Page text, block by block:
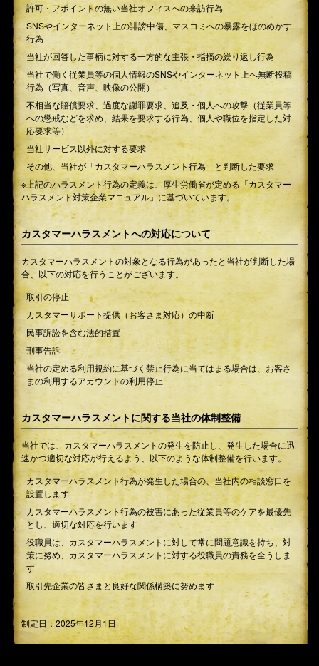
許可・アポイントの無い当社オフィスへの来訪行為
SNSやインターネット上の誹謗中傷、マスコミへの暴露をほのめかす
行為
当社が回答した事柄に対する一方的な主張・指摘の繰り返し行為
当社で働く従業員等の個人情報のSNSやインターネット上へ無断投稿
行為（写真、音声、映像の公開）
不相当な賠償要求、過度な謝罪要求、追及・個人への攻撃（従業員等
への懲戒などを求め、結果を要求する行為、個人や職位を指定した対
応要求等）
当社サービス以外に対する要求
その他、当社が「カスタマーハラスメント行為」と判断した要求
※上記のハラスメント行為の定義は、厚生労働省が定める「カスタマー
ハラスメント対策企業マニュアル」に基づいています。
カスタマーハラスメントへの対応について
カスタマーハラスメントの対象となる行為があったと当社が判断した場
合、以下の対応を行うことがございます。
取引の停止
カスタマーサポート提供（お客さま対応）の中断
民事訴訟を含む法的措置
刑事告訴
当社の定める利用規約に基づく禁止行為に当てはまる場合は、お客さ
まの利用するアカウントの利用停止
カスタマーハラスメントに関する当社の体制整備
当社では、カスタマーハラスメントの発生を防止し、発生した場合に迅
速かつ適切な対応が行えるよう、以下のような体制整備を行います。
カスタマーハラスメント行為が発生した場合の、当社内の相談窓口を
設置します
カスタマーハラスメント行為の被害にあった従業員等のケアを最優先
とし、適切な対応を行います
役職員は、カスタマーハラスメントに対して常に問題意識を持ち、対
策に努め、カスタマーハラスメントに対する役職員の責務を全うしま
す
取引先企業の皆さまと良好な関係構築に努めます
制定日：2025年12月1日